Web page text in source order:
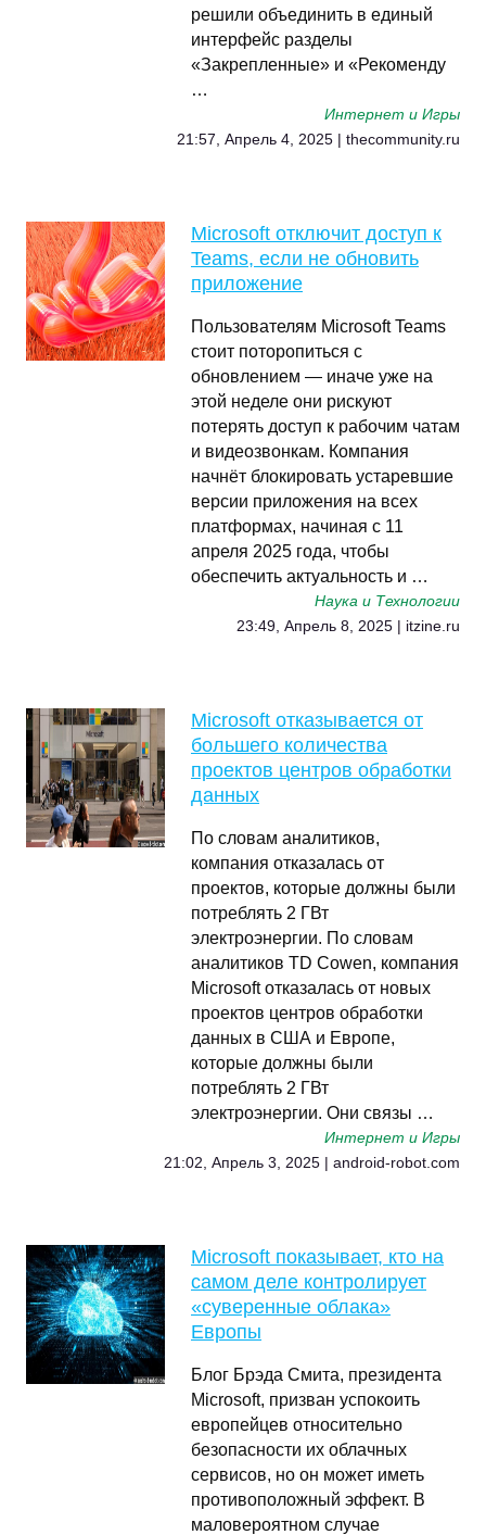
решили объединить в единый
интерфейс разделы
«Закрепленные» и «Рекоменду
…
Интернет и Игры
21:57, Апрель 4, 2025 | thecommunity.ru
Microsoft отключит доступ к
Teams, если не обновить
приложение
Пользователям Microsoft Teams
стоит поторопиться с
обновлением — иначе уже на
этой неделе они рискуют
потерять доступ к рабочим чатам
и видеозвонкам. Компания
начнёт блокировать устаревшие
версии приложения на всех
платформах, начиная с 11
апреля 2025 года, чтобы
обеспечить актуальность и …
Наука и Технологии
23:49, Апрель 8, 2025 | itzine.ru
Microsoft отказывается от
большего количества
проектов центров обработки
данных
По словам аналитиков,
компания отказалась от
проектов, которые должны были
потреблять 2 ГВт
электроэнергии. По словам
аналитиков TD Cowen, компания
Microsoft отказалась от новых
проектов центров обработки
данных в США и Европе,
которые должны были
потреблять 2 ГВт
электроэнергии. Они связы …
Интернет и Игры
21:02, Апрель 3, 2025 | android-robot.com
Microsoft показывает, кто на
самом деле контролирует
«суверенные облака»
Европы
Блог Брэда Смита, президента
Microsoft, призван успокоить
европейцев относительно
безопасности их облачных
сервисов, но он может иметь
противоположный эффект. В
маловероятном случае